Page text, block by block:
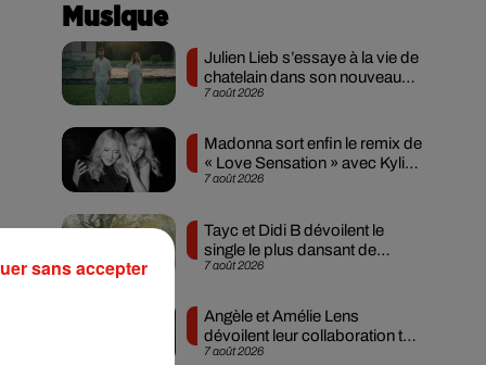
Musique
7 août 2026
Julien Lieb s’essaye à la vie de
chatelain dans son nouveau
clip
7 août 2026
Madonna sort enfin le remix de
« Love Sensation » avec Kylie
Minogue
7 août 2026
Tayc et Didi B dévoilent le
single le plus dansant de
l’année
7 août 2026
Angèle et Amélie Lens
dévoilent leur collaboration tant
attendue
sans accepter